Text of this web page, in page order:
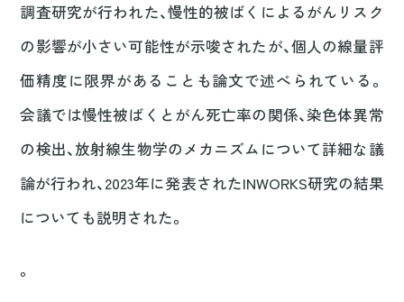
調査研究が行われた、慢性的被ばくによるがんリスク
の影響が小さい可能性が示唆されたが、個人の線量評
価精度に限界があることも論文で述べられている。
会議では慢性被ばくとがん死亡率の関係、染色体異常
の検出、放射線生物学のメカニズムについて詳細な議
論が行われ、2023年に発表されたINWORKS研究の結果
についても説明された。
。